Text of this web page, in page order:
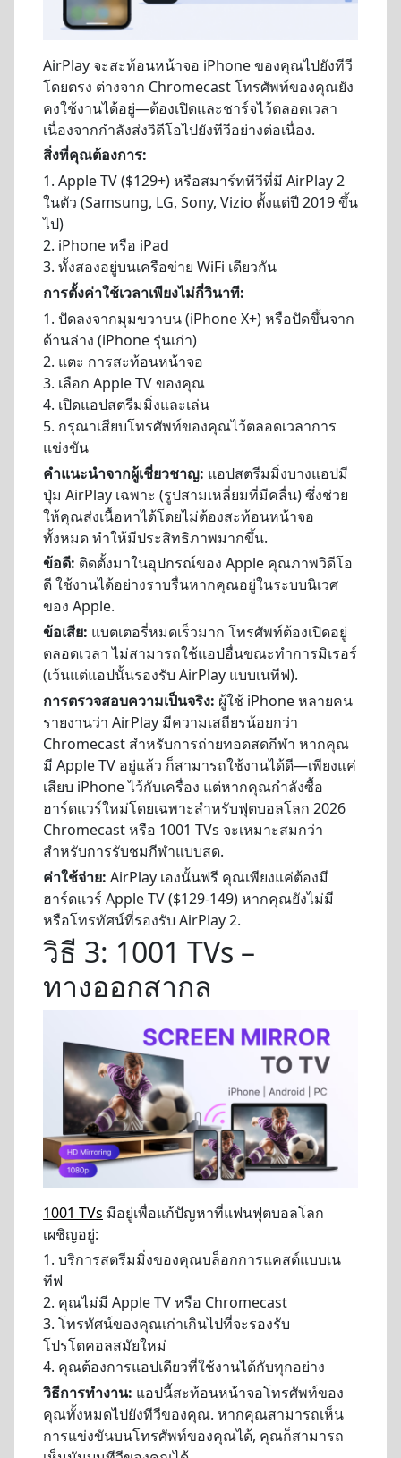
AirPlay จะสะท้อนหน้าจอ iPhone ของคุณไปยังทีวี
โดยตรง ต่างจาก Chromecast โทรศัพท์ของคุณยัง
คงใช้งานได้อยู่—ต้องเปิดและชาร์จไว้ตลอดเวลา
เนื่องจากกำลังส่งวิดีโอไปยังทีวีอย่างต่อเนื่อง.
สิ่งที่คุณต้องการ:
1. Apple TV ($129+) หรือสมาร์ททีวีที่มี AirPlay 2
ในตัว (Samsung, LG, Sony, Vizio ตั้งแต่ปี 2019 ขึ้น
ไป)
2. iPhone หรือ iPad
3. ทั้งสองอยู่บนเครือข่าย WiFi เดียวกัน
การตั้งค่าใช้เวลาเพียงไม่กี่วินาที:
1. ปัดลงจากมุมขวาบน (iPhone X+) หรือปัดขึ้นจาก
ด้านล่าง (iPhone รุ่นเก่า)
2. แตะ การสะท้อนหน้าจอ
3. เลือก Apple TV ของคุณ
4. เปิดแอปสตรีมมิ่งและเล่น
5. กรุณาเสียบโทรศัพท์ของคุณไว้ตลอดเวลาการ
แข่งขัน
คำแนะนำจากผู้เชี่ยวชาญ: แอปสตรีมมิ่งบางแอปมี
ปุ่ม AirPlay เฉพาะ (รูปสามเหลี่ยมที่มีคลื่น) ซึ่งช่วย
ให้คุณส่งเนื้อหาได้โดยไม่ต้องสะท้อนหน้าจอ
ทั้งหมด ทำให้มีประสิทธิภาพมากขึ้น.
ข้อดี: ติดตั้งมาในอุปกรณ์ของ Apple คุณภาพวิดีโอ
ดี ใช้งานได้อย่างราบรื่นหากคุณอยู่ในระบบนิเวศ
ของ Apple.
ข้อเสีย: แบตเตอรี่หมดเร็วมาก โทรศัพท์ต้องเปิดอยู่
ตลอดเวลา ไม่สามารถใช้แอปอื่นขณะทำการมิเรอร์
(เว้นแต่แอปนั้นรองรับ AirPlay แบบเนทีฟ).
การตรวจสอบความเป็นจริง: ผู้ใช้ iPhone หลายคน
รายงานว่า AirPlay มีความเสถียรน้อยกว่า
Chromecast สำหรับการถ่ายทอดสดกีฬา หากคุณ
มี Apple TV อยู่แล้ว ก็สามารถใช้งานได้ดี—เพียงแค่
เสียบ iPhone ไว้กับเครื่อง แต่หากคุณกำลังซื้อ
ฮาร์ดแวร์ใหม่โดยเฉพาะสำหรับฟุตบอลโลก 2026
Chromecast หรือ 1001 TVs จะเหมาะสมกว่า
สำหรับการรับชมกีฬาแบบสด.
ค่าใช้จ่าย: AirPlay เองนั้นฟรี คุณเพียงแค่ต้องมี
ฮาร์ดแวร์ Apple TV ($129-149) หากคุณยังไม่มี
หรือโทรทัศน์ที่รองรับ AirPlay 2.
วิธี 3: 1001 TVs –
ทางออกสากล
1001 TVs มีอยู่เพื่อแก้ปัญหาที่แฟนฟุตบอลโลก
เผชิญอยู่:
1. บริการสตรีมมิ่งของคุณบล็อกการแคสต์แบบเน
ทีฟ
2. คุณไม่มี Apple TV หรือ Chromecast
3. โทรทัศน์ของคุณเก่าเกินไปที่จะรองรับ
โปรโตคอลสมัยใหม่
4. คุณต้องการแอปเดียวที่ใช้งานได้กับทุกอย่าง
วิธีการทำงาน: แอปนี้สะท้อนหน้าจอโทรศัพท์ของ
คุณทั้งหมดไปยังทีวีของคุณ. หากคุณสามารถเห็น
การแข่งขันบนโทรศัพท์ของคุณได้, คุณก็สามารถ